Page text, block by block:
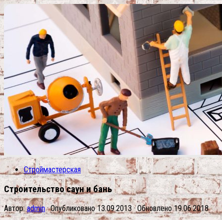
Строймастерская
Строительство саун и бань
Автор:admin · Опубликовано13.09.2013· Обновлено19.06.2018